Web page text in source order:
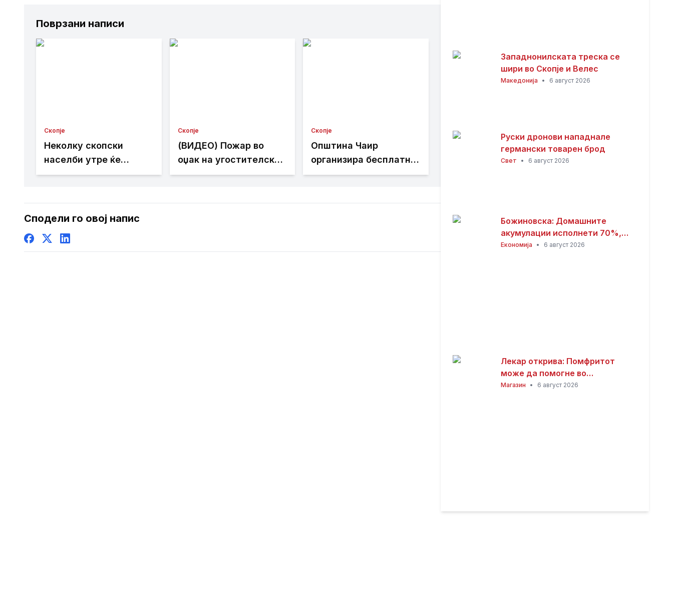
Поврзани написи
Скопје
Неколку скопски
населби утре ќе
останат без струја
Скопје
(ВИДЕО) Пожар во
оџак на угостителски
објект во Лептокарија
спречи поголема
Скопје
Општина Чаир
организира бесплатна
школа за пливање за
е во тек
Сподели го овој напис
Западнонилската треска се
шири во Скопје и Велес
Македонија • 6 август 2026
Руски дронови нападнале
германски товарен брод
Свет • 6 август 2026
Божиновска: Домашните
акумулации исполнети 70%,
обезбедена стабилност на
Економија • 6 август 2026
Лекар открива: Помфритот
може да помогне во
топлотните бранови, но
Магазин • 6 август 2026